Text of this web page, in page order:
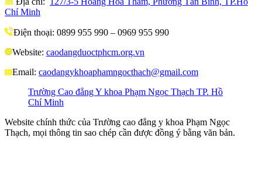
Chí Minh
Điện thoại: 0899 955 990 – 0969 955 990
Website: caodangduoctphcm.org.vn
Email: caodangykhoaphamngocthach@gmail.com
Trường Cao đẳng Y khoa Phạm Ngọc Thạch TP. Hồ
Chí Minh
Website chính thức của Trường cao đẳng y khoa Phạm Ngọc
Thạch, mọi thông tin sao chép cần được đồng ý bằng văn bản.